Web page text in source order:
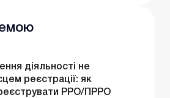
діяльності не
реєстрації: як
РРО/ПРРО